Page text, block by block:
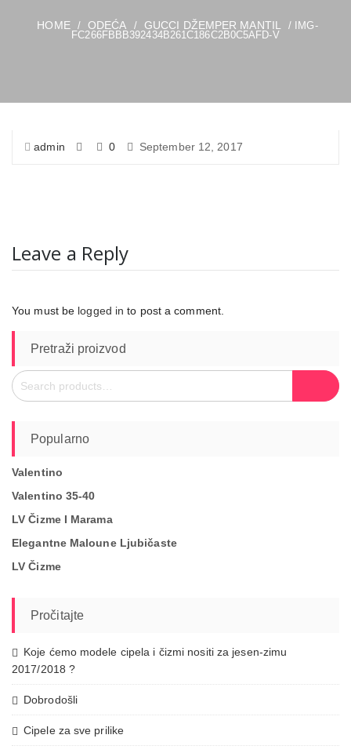
HOME / ODEĆA / GUCCI DŽEMPER MANTIL
/ IMG-
FC266FBBB392434B261C186C2B0C5AFD-V
admin 0 September 12, 2017
Leave a Reply
You must be logged in to post a comment.
Pretraži proizvod
Search
for:
Popularno
Valentino
Valentino 35-40
LV Čizme I Marama
Elegantne Maloune Ljubičaste
LV Čizme
Pročitajte
Koje ćemo modele cipela i čizmi nositi za jesen-zimu
2017/2018 ?
Dobrodošli
Cipele za sve prilike